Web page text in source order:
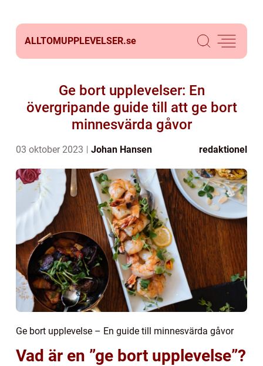
ALLTOMUPPLEVELSER.se
Ge bort upplevelser: En
övergripande guide till att ge bort
minnesvärda gåvor
03 oktober 2023 Johan Hansen redaktionel
Ge bort upplevelse – En guide till minnesvärda gåvor
Vad är en ”ge bort upplevelse”?